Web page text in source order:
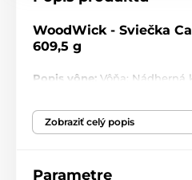
WoodWick - Sviečka
609,5 g
Popis vône: Vôňa: Nádherná
sa miešajú a vytvárajú
Doba prevoňania:110-120
Zobraziť celý popis
Parametre